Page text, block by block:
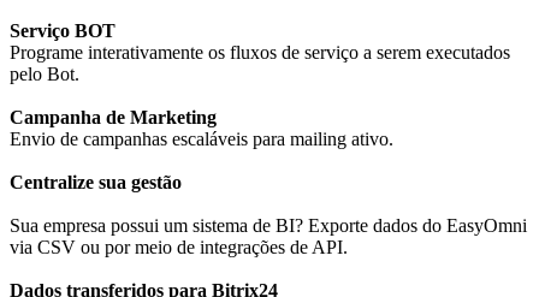
Serviço BOT
Programe interativamente os fluxos de serviço a serem executados
pelo Bot.
Campanha de Marketing
Envio de campanhas escaláveis ​​para mailing ativo.
Centralize sua gestão
Sua empresa possui um sistema de BI? Exporte dados do EasyOmni
via CSV ou por meio de integrações de API.
Dados transferidos para Bitrix24